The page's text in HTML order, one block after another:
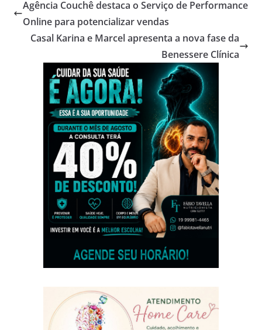
Agência Couchê destaca o Serviço de Performance
Online para potencializar vendas
Casal Karina e Marcel apresenta a nova fase da
Benessere Clínica